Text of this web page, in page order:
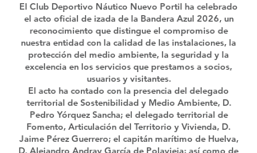
El Club Deportivo Náutico Nuevo Portil ha celebrado
el acto oficial de izada de la Bandera Azul 2026, un
reconocimiento que distingue el compromiso de
nuestra entidad con la calidad de las instalaciones, la
protección del medio ambiente, la seguridad y la
excelencia en los servicios que prestamos a socios,
usuarios y visitantes.
El acto ha contado con la presencia del delegado
territorial de Sostenibilidad y Medio Ambiente, D.
Pedro Yórquez Sancha; el delegado territorial de
Fomento, Articulación del Territorio y Vivienda, D.
Jaime Pérez Guerrero; el capitán marítimo de Huelva,
D. Alejandro Andray García de Polavieja; así como de